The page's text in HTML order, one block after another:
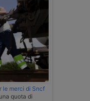
le merci di Sncf
quota di